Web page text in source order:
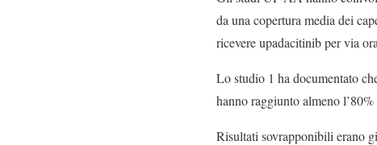
da una copertura media dei
ricevere upadacitinib per via
Lo studio 1 ha documentato
hanno raggiunto almeno
Risultati sovrapponibili erano